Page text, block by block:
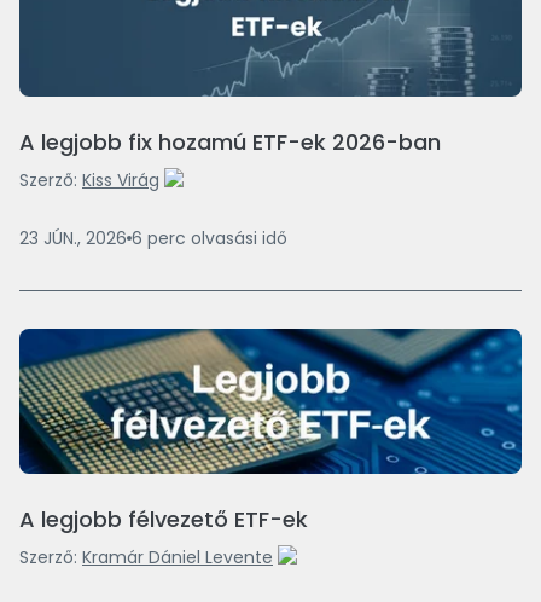
A legjobb fix hozamú ETF-ek 2026-ban
Szerző: Kiss Virág
23 JÚN., 2026 6 perc olvasási idő
A legjobb félvezető ETF-ek
Szerző: Kramár Dániel Levente